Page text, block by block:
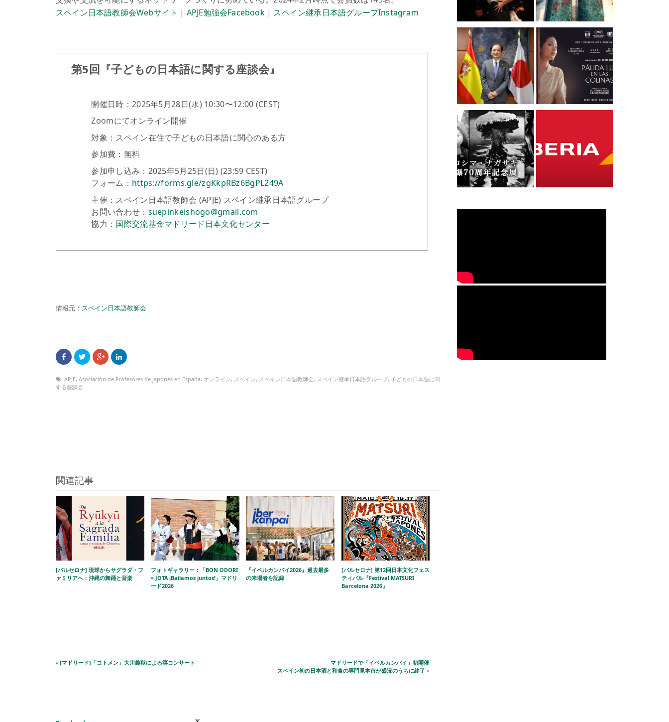
スペイン日本語教師会Webサイト | APJE勉強会Facebook| スペイン継承日本語グループInstagram
第5回『子どもの日本語に関する座談会』
開催日時：2025年5月28日(水) 10:30〜12:00 (CEST)
Zoomにてオンライン開催
対象：スペイン在住で子どもの日本語に関心のある方
参加費：無料
参加申し込み：2025年5月25日(日) (23:59 CEST)
フォーム： https://forms.gle/zgKkpRBz6BgPL249A
主催：スペイン日本語教師会 (APJE) スペイン継承日本語グループ
お問い合わせ： suepinkeishogo@gmail.com
協力： 国際交流基金マドリード日本文化センター
情報元： スペイン日本語教師会
APJE, Asociación de Profesores de japonés en España, オンライン, スペイン, スペイン日本語教師会, スペイン継承日本語グループ, 子どもの日本語に関
する座談会
関連記事
[バルセロナ] 琉球からサグラダ・フ
ァミリアへ：沖縄の舞踊と音楽
フォトギャラリー：「BON ODORI
× JOTA ¡Bailamos juntos!」マドリ
ード2026
『イベルカンパイ2026』過去最多
の来場者を記録
[バルセロナ] 第12回日本文化フェス
ティバル『Festival MATSURI
Barcelona 2026』
« [マドリード]「コトメン」大川義秋による箏コンサート
マドリードで「イベルカンパイ」初開催
スペイン初の日本酒と和食の専門見本市が盛況のうちに終了 »